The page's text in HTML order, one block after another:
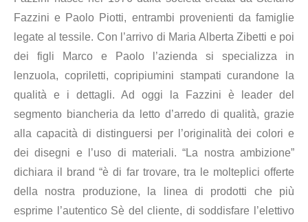
Fazzini e Paolo Piotti, entrambi provenienti da famiglie
legate al tessile. Con l’arrivo di Maria Alberta Zibetti e poi
dei figli Marco e Paolo l’azienda si specializza in
lenzuola, copriletti, copripiumini stampati curandone la
qualità e i dettagli. Ad oggi la Fazzini è
leader del
segmento biancheria da letto d’arredo di qualità, grazie
alla capacità di distinguersi per l’originalità dei colori e
dei disegni e l’uso di materiali.“La nostra ambizione”
dichiara il brand “è di far trovare, tra le molteplici offerte
della nostra produzione, la linea di prodotti che più
esprime l’autentico Sè del cliente, di soddisfare l’elettivo